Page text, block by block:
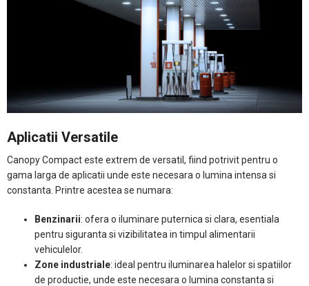
Aplicatii Versatile
Canopy Compact este extrem de versatil, fiind potrivit pentru o
gama larga de aplicatii unde este necesara o lumina intensa si
constanta. Printre acestea se numara:
Benzinarii: ofera o iluminare puternica si clara, esentiala
pentru siguranta si vizibilitatea in timpul alimentarii
vehiculelor.
Zone industriale: ideal pentru iluminarea halelor si spatiilor
de productie, unde este necesara o lumina constanta si